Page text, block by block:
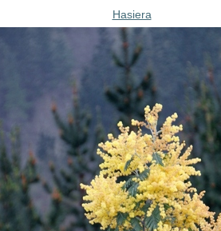
Hasiera